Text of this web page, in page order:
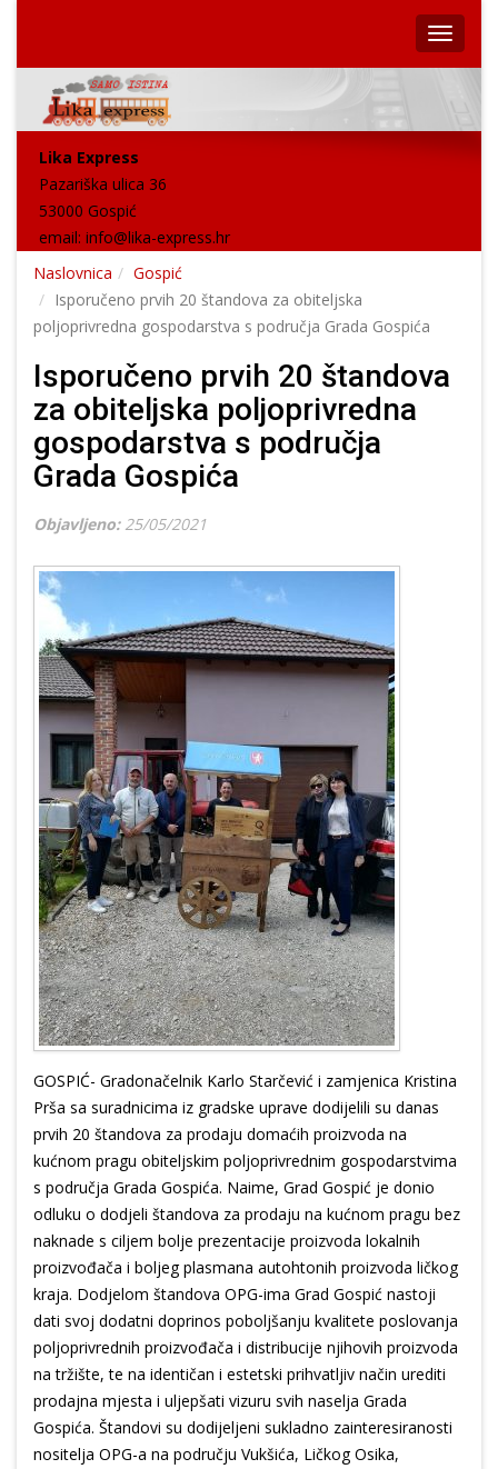
Lika Express
Pazariška ulica 36
53000 Gospić
email: info@lika-express.hr
Naslovnica
Gospić
Isporučeno prvih 20 štandova za obiteljska
poljoprivredna gospodarstva s područja Grada Gospića
Isporučeno prvih 20 štandova
za obiteljska poljoprivredna
gospodarstva s područja
Grada Gospića
Objavljeno: 25/05/2021
GOSPIĆ- Gradonačelnik Karlo Starčević i zamjenica Kristina
Prša sa suradnicima iz gradske uprave dodijelili su danas
prvih 20 štandova za prodaju domaćih proizvoda na
kućnom pragu obiteljskim poljoprivrednim gospodarstvima
s područja Grada Gospića. Naime, Grad Gospić je donio
odluku o dodjeli štandova za prodaju na kućnom pragu bez
naknade s ciljem bolje prezentacije proizvoda lokalnih
proizvođača i boljeg plasmana autohtonih proizvoda ličkog
kraja. Dodjelom štandova OPG-ima Grad Gospić nastoji
dati svoj dodatni doprinos poboljšanju kvalitete poslovanja
poljoprivrednih proizvođača i distribucije njihovih proizvoda
na tržište, te na identičan i estetski prihvatljiv način urediti
prodajna mjesta i uljepšati vizuru svih naselja Grada
Gospića. Štandovi su dodijeljeni sukladno zainteresiranosti
nositelja OPG-a na području Vukšića, Ličkog Osika,